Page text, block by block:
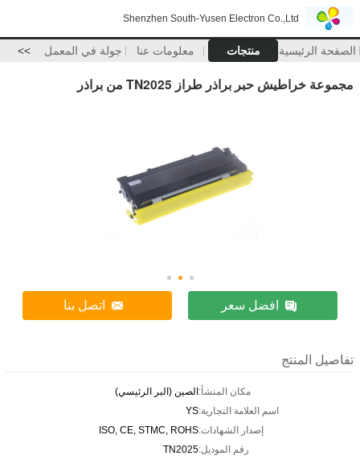
Shenzhen South-Yusen Electron Co.,Ltd
الصفحة الرئيسية منتجات معلومات عنا جولة في المعمل >>
مجموعة خراطيش حبر براذر طراز TN2025 من براذر
افضل سعر اتصل بنا
تفاصيل المنتج
مكان المنشأ:الصين (البر الرئيسي)
اسم العلامة التجارية:YS
إصدار الشهادات:ISO, CE, STMC, ROHS
رقم الموديل:TN2025